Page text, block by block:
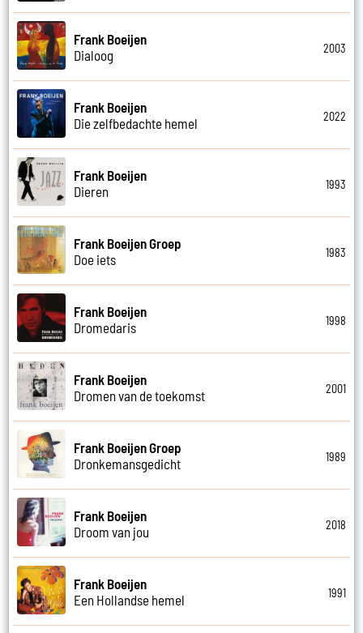
Frank Boeijen
Dialoog
2003
Frank Boeijen
Die zelfbedachte hemel
2022
Frank Boeijen
Dieren
1993
Frank Boeijen Groep
Doe iets
1983
Frank Boeijen
Dromedaris
1998
Frank Boeijen
Dromen van de toekomst
2001
Frank Boeijen Groep
Dronkemansgedicht
1989
Frank Boeijen
Droom van jou
2018
Frank Boeijen
Een Hollandse hemel
1991